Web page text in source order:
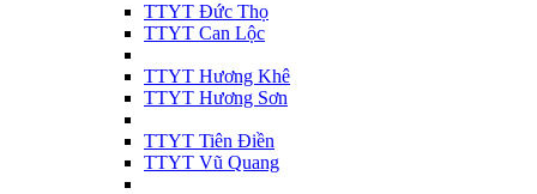
TTYT Đức Thọ
TTYT Can Lộc
TTYT Hương Khê
TTYT Hương Sơn
TTYT Tiên Điền
TTYT Vũ Quang